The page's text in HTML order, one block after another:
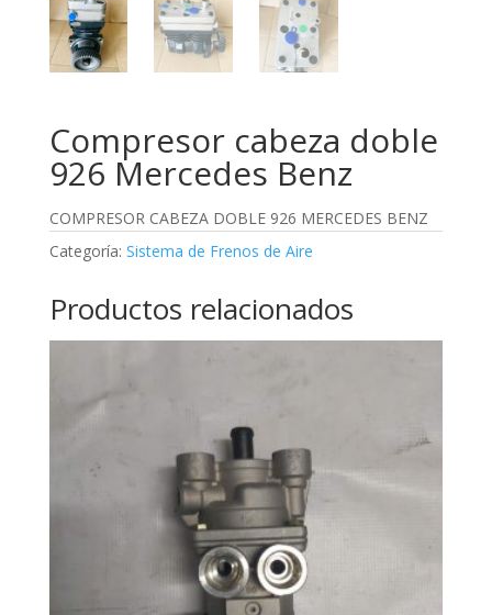
Compresor cabeza doble
926 Mercedes Benz
COMPRESOR CABEZA DOBLE 926 MERCEDES BENZ
Categoría: Sistema de Frenos de Aire
Productos relacionados